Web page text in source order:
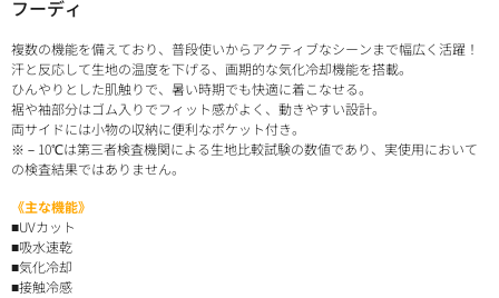
フーディ
複数の機能を備えており、普段使いからアクティブなシーンまで幅広く活躍！
汗と反応して生地の温度を下げる、画期的な気化冷却機能を搭載。
ひんやりとした肌触りで、暑い時期でも快適に着こなせる。
裾や袖部分はゴム入りでフィット感がよく、動きやすい設計。
両サイドには小物の収納に便利なポケット付き。
※－10℃は第三者検査機関による生地比較試験の数値であり、実使用において
の検査結果ではありません。
《主な機能》
■UVカット
■吸水速乾
■気化冷却
■接触冷感